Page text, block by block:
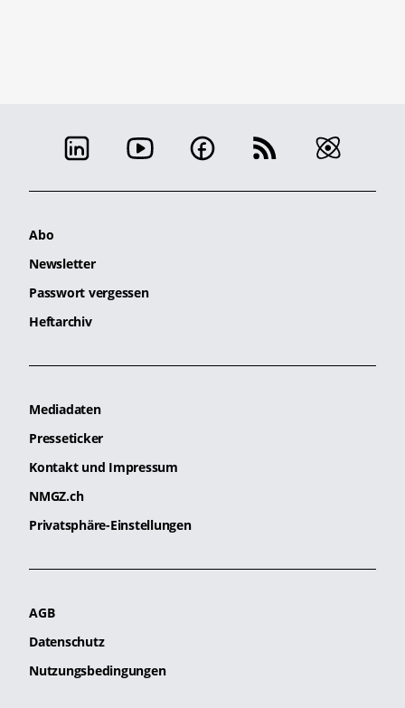
Abo
Newsletter
Passwort vergessen
Heftarchiv
Mediadaten
Presseticker
Kontakt und Impressum
NMGZ.ch
Privatsphäre-Einstellungen
AGB
Datenschutz
Nutzungsbedingungen